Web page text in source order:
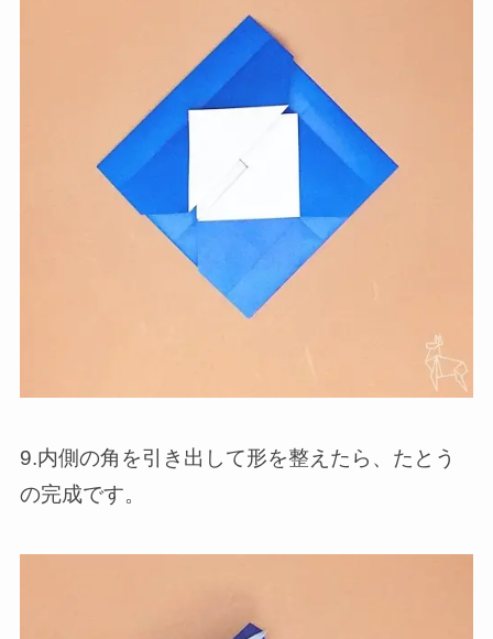
9.内側の角を引き出して形を整えたら、たとう
の完成です。